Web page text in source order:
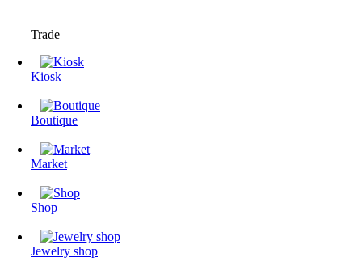
Trade
Kiosk
Boutique
Market
Shop
Jewelry shop